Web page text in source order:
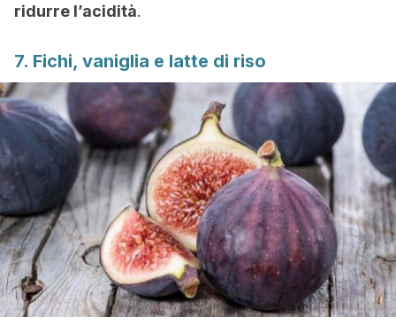
ridurre l’acidità.
7. Fichi, vaniglia e latte di riso